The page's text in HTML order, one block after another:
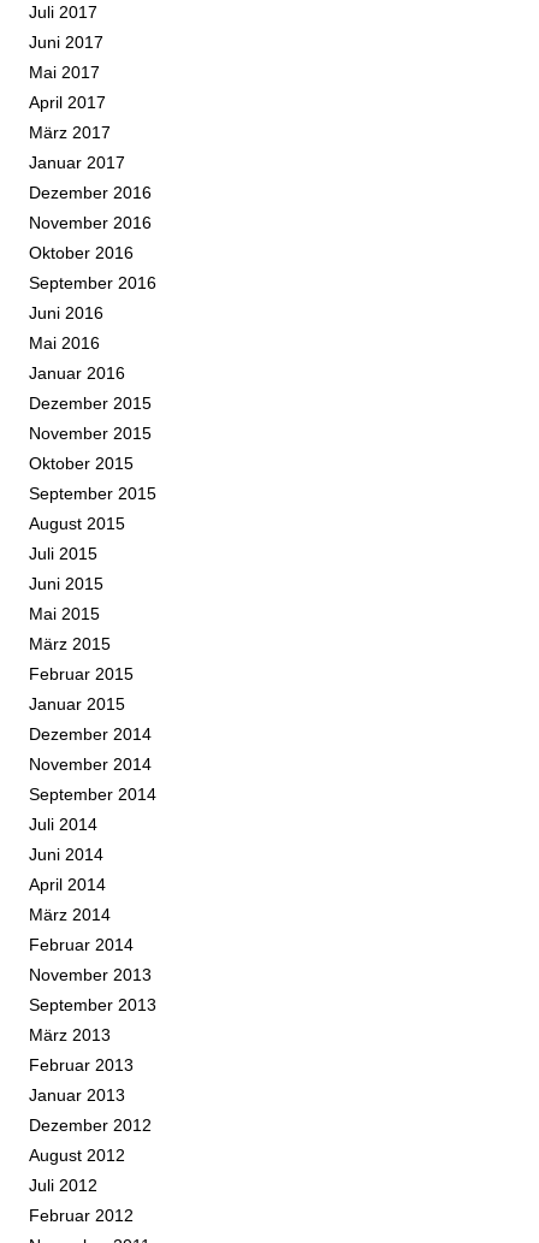
Juli 2017
Juni 2017
Mai 2017
April 2017
März 2017
Januar 2017
Dezember 2016
November 2016
Oktober 2016
September 2016
Juni 2016
Mai 2016
Januar 2016
Dezember 2015
November 2015
Oktober 2015
September 2015
August 2015
Juli 2015
Juni 2015
Mai 2015
März 2015
Februar 2015
Januar 2015
Dezember 2014
November 2014
September 2014
Juli 2014
Juni 2014
April 2014
März 2014
Februar 2014
November 2013
September 2013
März 2013
Februar 2013
Januar 2013
Dezember 2012
August 2012
Juli 2012
Februar 2012